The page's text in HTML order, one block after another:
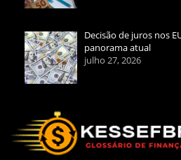
Decisão de juros nos
panorama atual
julho 27, 2026